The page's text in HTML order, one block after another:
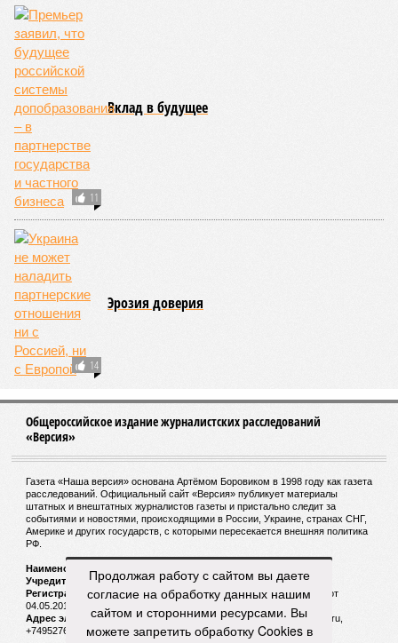
11
Вклад в будущее
14
Эрозия доверия
Общероссийское издание журналистских расследований
«Версия»
Газета «Наша версия» основана Артёмом Боровиком в 1998 году как газета
расследований. Официальный сайт «Версия» публикует материалы
штатных и внештатных журналистов газеты и пристально следит за
событиями и новостями, происходящими в России, Украине, странах СНГ,
Америке и других государств, с которыми пересекается внешняя политика
РФ.
Наименование:
Учредитель:
ООО «Версия»,Главный редактор:Горевой Р. Г.
Регистрационный номер Роскомнадзора:ЭЛ № ФС 77 - 72681 от
04.05.2018 г.
Адрес электронной почты и телефон редакции:versia@versia.ru,
+74952760348
Продолжая работу с сайтом вы даете
согласие на обработку данных нашим
сайтом и сторонними ресурсами. Вы
можете запретить обработку Cookies в